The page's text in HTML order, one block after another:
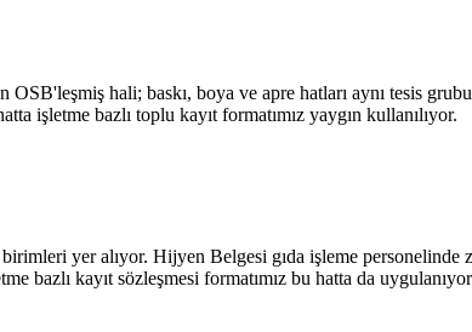
hali; baskı, boya ve apre hatları aynı tesis
işletme bazlı toplu kayıt formatımız yaygın kullanılıyor.
yer alıyor. Hijyen Belgesi gıda işleme personelinde
bazlı kayıt sözleşmesi formatımız bu hatta da